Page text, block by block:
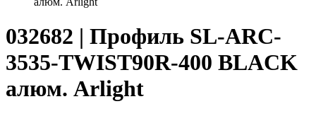
032682 | Профиль SL-ARC-
3535-TWIST90R-400 BLACK
алюм. Arlight